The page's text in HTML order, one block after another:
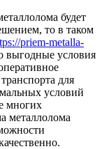
будет
то в таком
priem-metalla-
выгодные условия
для
условий
многих
металлолома